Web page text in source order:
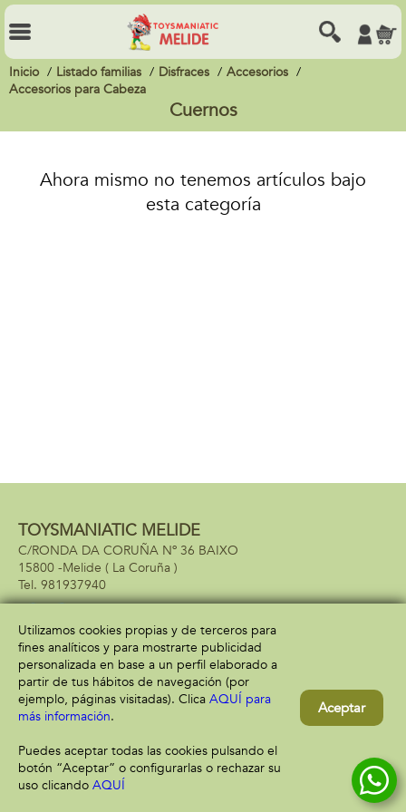
Inicio Listado familias Disfraces
Accesorios
Accesorios para Cabeza
Cuernos
Ahora mismo no tenemos artículos bajo
esta categoría
TOYSMANIATIC MELIDE
C/RONDA DA CORUÑA Nº 36 BAIXO
15800 -Melide ( La Coruña )
981937940
Información
Aviso legal
Política de privacidad
Política de cookies
Atención al cliente
Envío y devolución
Utilizamos cookies propias y de terceros para
fines analíticos y para mostrarte publicidad
personalizada en base a un perfil elaborado a
partir de tus hábitos de navegación (por
ejemplo, páginas visitadas). Clica AQUÍ para
más información.
Puedes aceptar todas las cookies pulsando el
botón “Aceptar” o configurarlas o rechazar su
uso clicando AQUÍ
Aceptar